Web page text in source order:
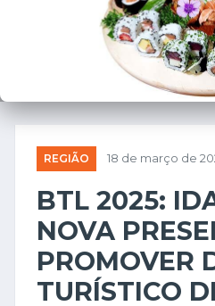
REGIÃO 18 de março de
BTL 2025:
NOVA
PROMOVER
TURÍSTICO